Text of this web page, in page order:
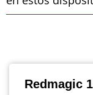
Redmagic